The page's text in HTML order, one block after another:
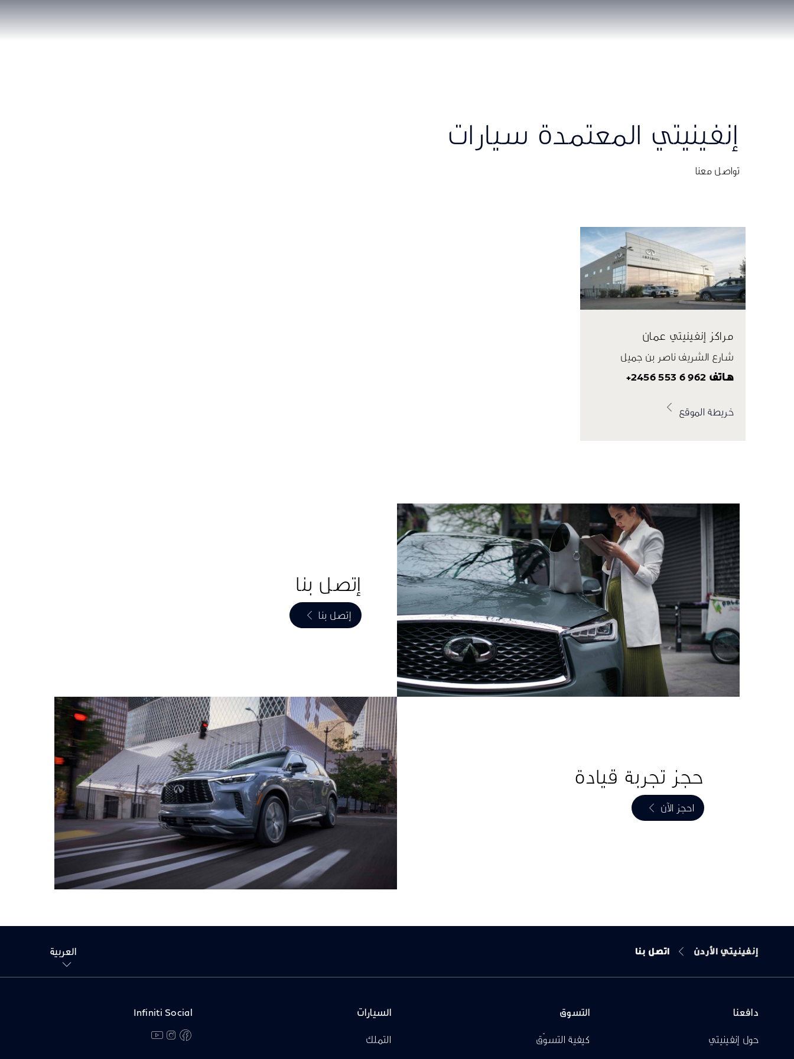
إنفينيتي المعتمدة سيارات
تواصل معنا
مراكز إنفينيتي عمان
شارع الشريف ناصر بن جميل
هاتف 962 6 553 2456+
خريطة الموقع
إتصل بنا
إتصل بنا
حجز تجربة قيادة
احجز الآن
إنفينيتي الأردن اتصل بنا العربية
دافعنا
حول إنفينيتي
التسوق
كيفية التسوّق
السيارات
التملك
Infiniti Social
facebook
instagram